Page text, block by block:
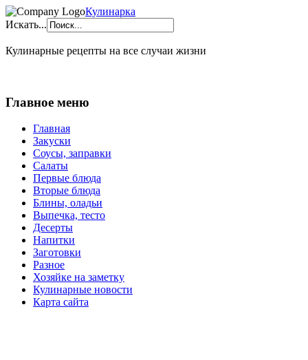
Кулинарка
Искать...
Кулинарные рецепты на все случаи жизни
Главное меню
Главная
Закуски
Соусы, заправки
Салаты
Первые блюда
Вторые блюда
Блины, оладьи
Выпечка, тесто
Десерты
Напитки
Заготовки
Разное
Хозяйке на заметку
Кулинарные новости
Карта сайта